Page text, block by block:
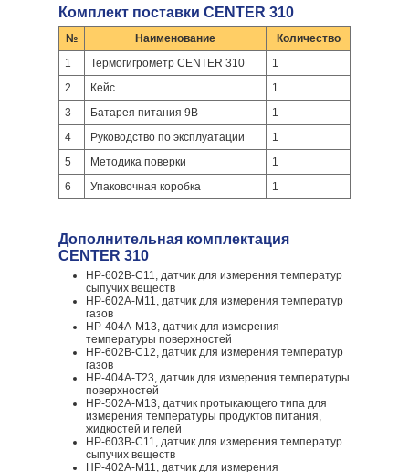
Комплект поставки CENTER 310
№ Наименование
Количество
1
Термогигрометр CENTER 310
1
2
Кейс
1
3
Батарея питания 9В
1
4
Руководство по эксплуатации
1
5
Методика поверки
1
6
Упаковочная коробка 1
Дополнительная комплектация
CENTER 310
HP-602B-C11, датчик для измерения температур
сыпучих веществ
HP-602A-M11, датчик для измерения температур
газов
HP-404A-M13, датчик для измерения
температуры поверхностей
HP-602B-C12, датчик для измерения температур
газов
HP-404A-T23, датчик для измерения температуры
поверхностей
HP-502A-M13, датчик протыкающего типа для
измерения температуры продуктов питания,
жидкостей и гелей
HP-603B-C11, датчик для измерения температур
сыпучих веществ
HP-402A-M11, датчик для измерения